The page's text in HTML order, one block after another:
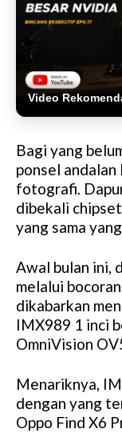
Video
Bagi yang
ponsel
fotografi.
dibekali
yang sama
Awal bulan ini,
melalui
dikabarkan
IMX989 1 inci
OmniVision
Menariknya,
dengan yang
Oppo Find X6